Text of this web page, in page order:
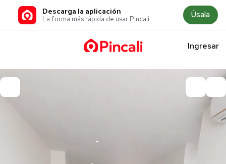
Descarga la aplicación
La forma más rápida de usar Pincali Úsala
Ingresar